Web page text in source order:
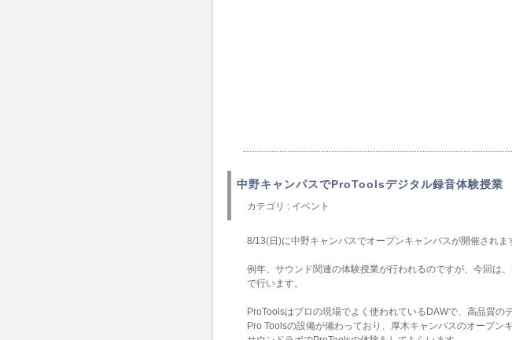
中野キャンパスでProToolsデジタル録音体験授業
カテゴリ : イベント
8/13(日)に中野キャンパスでオープンキャンパスが開催されま
例年、サウンド関連の体験授業が行われるのですが、今回は
で行います。
ProToolsはプロの現場でよく使われているDAWで、高品質
Pro Toolsの設備が備わっており、厚木キャンパスのオープ